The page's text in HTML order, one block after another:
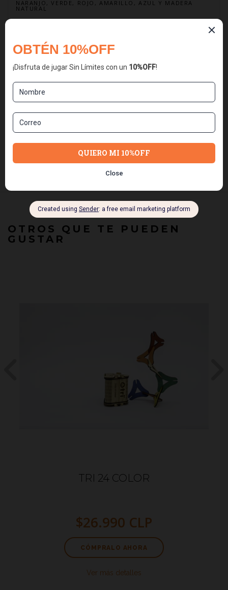
NARANJO, VERDE, ROJO, AMARILLO, AZUL Y MADERA
NATURAL
PESO TOTAL:
300 G (EN BOLSA)
DIMENSIÓN:
30 X 19 CM (BOLSA)
MATERIALIDAD:
MADERA TRATADA Y ACREDITADA. NO TÓXICOS.
EDAD MÍNIMA RECOMENDADA:
3 AÑOS
OTROS QUE TE PUEDEN
GUSTAR
TRI 24 COLOR
$26.990 CLP
CÓMPRALO AHORA
Ver más detalles